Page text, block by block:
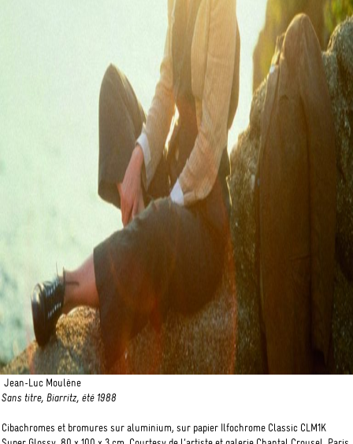
Jean-Luc Moulène
Sans titre, Biarritz, été 1988
Cibachromes et bromures sur aluminium, sur papier Ilfochrome Classic CLM1K